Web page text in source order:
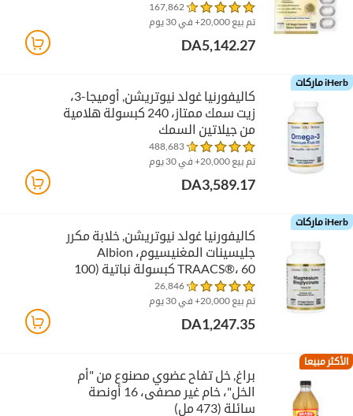
167,862
تم بيع 20,000+ في 30 يوم
DA5,142.27
iHerb ماركات
كاليفورنيا غولد نيوتريشن‏, أوميجا-3،
زيت سمك ممتاز، 240 كبسولة هلامية
من جيلاتين السمك
488,683
تم بيع 20,000+ في 30 يوم
DA3,589.17
iHerb ماركات
كاليفورنيا غولد نيوتريشن‏, خلابة مكرر
جليسينات المغنيسيوم، Albion
TRAACS®، 60 كبسولة نباتية (100
ملجم لكل كبسولة)
26,846
تم بيع 20,000+ في 30 يوم
DA1,247.35
الأكثر مبيعا
براغ‏, خل تفاح عضوي مصنوع من "أم
الخل"، خام غير مصفى، 16 أونصة
سائلة (473 مل)